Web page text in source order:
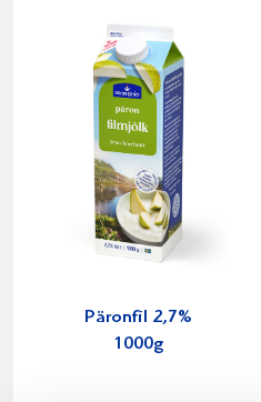
Päronfil 2,7%
1000g